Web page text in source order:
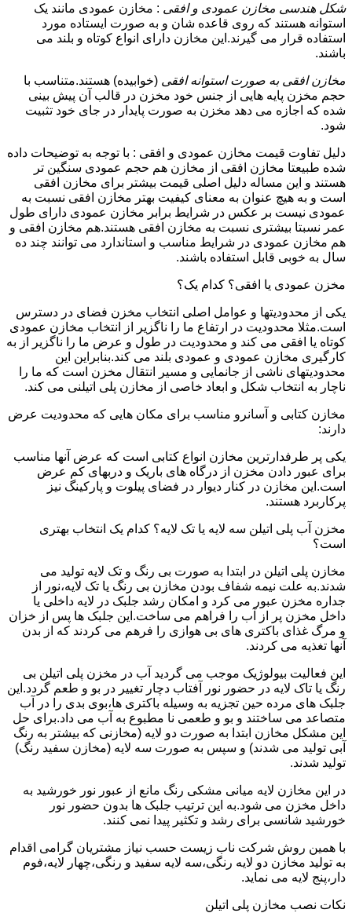
شکل هندسی مخازن عمودی و افقی : مخازن عمودی مانند یک
استوانه هستند که روی قاعده شان و به صورت ایستاده مورد
استفاده قرار می گیرند.این مخازن دارای انواع کوتاه و بلند می
باشند.
مخازن افقی به صورت استوانه افقی (خوابیده) هستند.متناسب با
حجم مخزن پایه هایی از جنس خود مخزن در قالب آن پیش بینی
شده که اجازه می دهد مخزن به صورت پایدار در جای خود تثبیت
شود.
دلیل تفاوت قیمت مخازن عمودی و افقی : با توجه به توضیحات داده
شده طبیعتا مخازن افقی از مخازن هم حجم عمودی سنگین تر
هستند و این مساله دلیل اصلی قیمت بیشتر برای مخازن افقی
است و به هیچ عنوان به معنای کیفیت بهتر مخازن افقی نسبت به
عمودی نیست بر عکس در شرایط برابر مخازن عمودی دارای طول
عمر نسبتا بیشتری نسبت به مخازن افقی هستند.هم مخازن افقی و
هم مخازن عمودی در شرایط مناسب و استاندارد می توانند چند ده
سال به خوبی قابل استفاده باشند.
مخزن عمودی یا افقی؟ کدام یک؟
یکی از محدودیتها و عوامل اصلی انتخاب مخزن فضای در دسترس
است.مثلا محدودیت در ارتفاع ما را ناگزیر از انتخاب مخازن عمودی
کوتاه یا افقی می کند و محدودیت در طول و عرض ما را ناگزیر از به
کارگیری مخازن عمودی و عمودی بلند می کند.بنابراین این
محدودیتهای ناشی از جانمایی و مسیر انتقال مخزن است که ما را
ناچار به انتخاب شکل و ابعاد خاصی از مخازن پلی اتیلنی می کند.
مخازن کتابی و آسانرو مناسب برای مکان هایی که محدودیت عرض
دارند:
یکی پر طرفدارترین مخازن انواع کتابی است که عرض آنها مناسب
برای عبور دادن مخزن از درگاه های باریک و دربهای کم عرض
است.این مخازن در کنار دیوار در فضای پیلوت و پارکینگ نیز
پرکاربرد هستند.
مخزن آب پلی اتیلن سه لایه یا تک لایه؟ کدام یک انتخاب بهتری
است؟
مخازن پلی اتیلن در ابتدا به صورت بی رنگ و تک لایه تولید می
شدند.به علت نیمه شفاف بودن مخازن بی رنگ یا تک لایه،نور از
جداره مخزن عبور می کرد و امکان رشد جلبک در لایه داخلی یا
داخل مخزن پر از آب را فراهم می ساخت.این جلبک ها پس از خزان
و مرگ غذای باکتری های بی هوازی را فرهم می کردند که از بدن
آنها تغذیه می کردند.
این فعالیت بیولوژیک موجب می گردید آب در مخزن پلی اتیلن بی
رنگ یا تاک لایه در حضور نور آفتاب دچار تغییر در بو و طعم گردد.این
جلبک های مرده حین تجزیه به وسیله باکتری ها،بوی بدی را در آب
متصاعد می ساختند و بو و طعمی نا مطبوع به آب می داد.برای حل
این مشکل مخازن ابتدا به صورت دو لایه (مخازنی که بیشتر به رنگ
آبی تولید می شدند) و سپس به صورت سه لایه (مخازن سفید رنگ)
تولید شدند.
در این مخازن لایه میانی مشکی رنگ مانع از عبور نور خورشید به
داخل مخزن می شود.به این ترتیب جلبک ها بدون حضور نور
خورشید شانسی برای رشد و تکثیر پیدا نمی کنند.
با همین روش شرکت ناب زیست حسب نیاز مشتریان گرامی اقدام
به تولید مخازن دو لایه رنگی،سه لایه سفید و رنگی،چهار لایه،فوم
دار،پنج لایه می نماید.
نکات نصب مخازن پلی اتیلن